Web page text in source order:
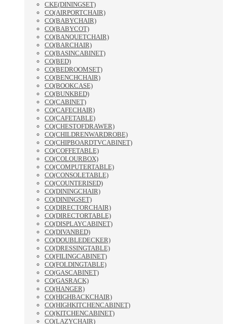
CKE(DININGSET)
CO(AIRPORTCHAIR)
CO(BABYCHAIR)
CO(BABYCOT)
CO(BANQUETCHAIR)
CO(BARCHAIR)
CO(BASINCABINET)
CO(BED)
CO(BEDROOMSET)
CO(BENCHCHAIR)
CO(BOOKCASE)
CO(BUNKBED)
CO(CABINET)
CO(CAFECHAIR)
CO(CAFETABLE)
CO(CHESTOFDRAWER)
CO(CHILDRENWARDROBE)
CO(CHIPBOARDTVCABINET)
CO(COFFETABLE)
CO(COLOURBOX)
CO(COMPUTERTABLE)
CO(CONSOLETABLE)
CO(COUNTERISED)
CO(DININGCHAIR)
CO(DININGSET)
CO(DIRECTORCHAIR)
CO(DIRECTORTABLE)
CO(DISPLAYCABINET)
CO(DIVANBED)
CO(DOUBLEDECKER)
CO(DRESSINGTABLE)
CO(FILINGCABINET)
CO(FOLDINGTABLE)
CO(GASCABINET)
CO(GASRACK)
CO(HANGER)
CO(HIGHBACKCHAIR)
CO(HIGHKITCHENCABINET)
CO(KITCHENCABINET)
CO(LAZYCHAIR)